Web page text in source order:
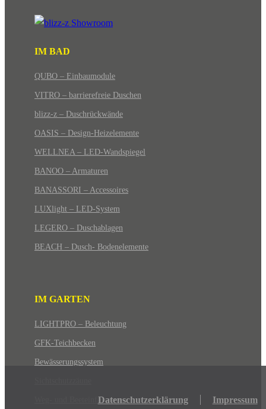
Datenschutzerklärung Impressum
IM BAD
QUBO – Einbaumodule
VITRO – barrierefreie Duschen
blizz-z – Duschrückwände
OASIS – Design-Heizelemente
WELLNEA – LED-Wandspiegel
BANOO – Armaturen
BANASSORI – Accessoires
LUXlight – LED-System
LEGERO – Duschablagen
BEACH – Dusch- Bodenelemente
IM GARTEN
LIGHTPRO – Beleuchtung
GFK-Teichbecken
Bewässerungssystem
Weg- und Beeteinfassungen